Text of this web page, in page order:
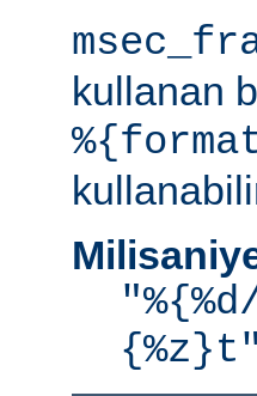
kullanan
{%z}t"